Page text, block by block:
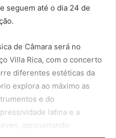
seguem até o dia 24 de
de Câmara será no
Villa Rica, com o concerto
diferentes estéticas da
explora ao máximo as
e do
latina e a
aproveitando